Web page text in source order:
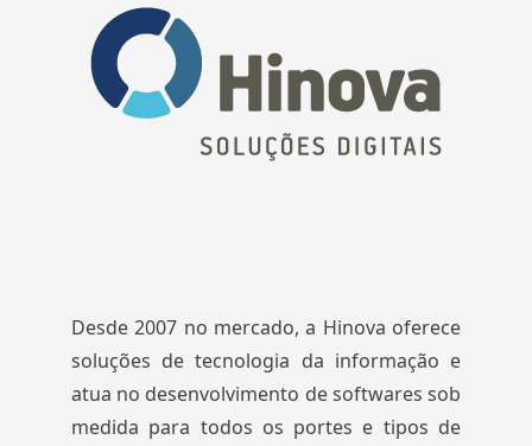
Desde 2007 no mercado, a Hinova oferece
soluções de tecnologia da informação e
atua no desenvolvimento de softwares sob
medida para todos os portes e tipos de